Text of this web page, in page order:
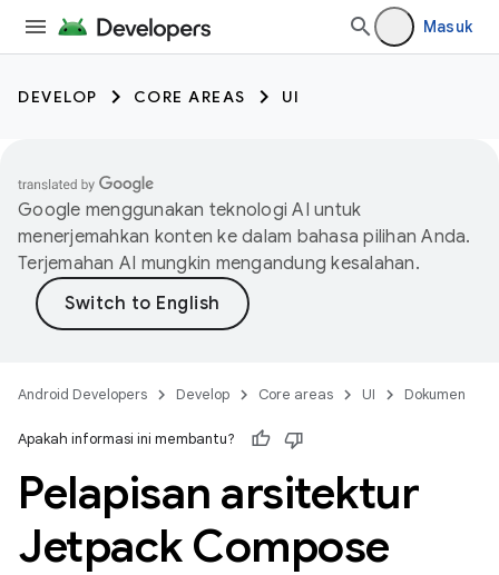
Masuk
DEVELOP CORE AREAS UI
Google menggunakan teknologi AI untuk
menerjemahkan konten ke dalam bahasa pilihan Anda.
Terjemahan AI mungkin mengandung kesalahan.
Android Developers Develop Core areas UI Dokumen
Apakah informasi ini membantu?
Pelapisan arsitektur
Jetpack Compose